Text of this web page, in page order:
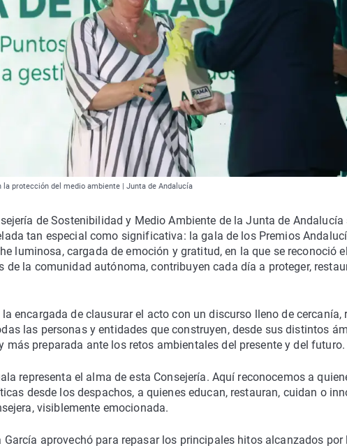
protección del medio ambiente | Junta de Andalucía
de Sostenibilidad y Medio Ambiente de la Junta de Andalucía
tan especial como significativa: la gala de los Premios
luminosa, cargada de emoción y gratitud, en la que se reconoció
de la comunidad autónoma, contribuyen cada día a proteger,
encargada de clausurar el acto con un discurso lleno de cercanía,
las personas y entidades que construyen, desde sus distintos
más preparada ante los retos ambientales del presente y del futuro.
representa el alma de esta Consejería. Aquí reconocemos a
desde los despachos, a quienes educan, restauran, cuidan o
visiblemente emocionada.
aprovechó para repasar los principales hitos alcanzados por